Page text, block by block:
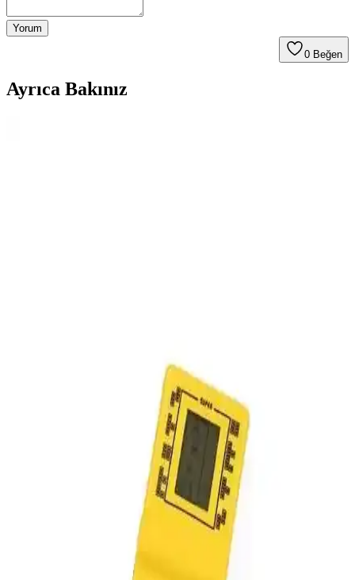
Yorum
0 Beğen
Ayrıca Bakınız
Retro Marka Tasarımlı iPhone 7 ve 8 Aksesuarları:
Nostaljik ve Estetik Seçenekler
iPhone 7 ve 8 için retro tasarımlı aksesuarlar, nostalji ve estetiği bir
araya getirerek telefonunuza özgün bir görünüm kazandırır.
Dayanıklı malzemelerle tasarlanmış bu ürünler, kullanışlılık ve
Polaroid Film Kullanım Alanları ve Günümüzdeki
Polaroid filmler, sanat, eğitim, anı saklama ve moda gibi çeşitli
alanlarda kullanılarak analog fotoğrafçılığın değerini koruyor.
Günümüzde de estetik ve kolaylık sunuyor.